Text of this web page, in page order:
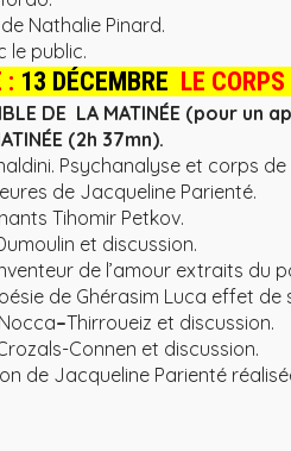
Nathalie Pinard.
le public.
: 13 DÉCEMBRE LE
DE LA MATINÉE (pour un
(2h 37mn).
Psychanalyse et corps de
de Jacqueline Parienté.
Tihomir Petkov.
et discussion.
de l’amour extraits du
de Ghérasim Luca effet
–Thirroueiz et discussion.
Connen et discussion.
de Jacqueline Parienté